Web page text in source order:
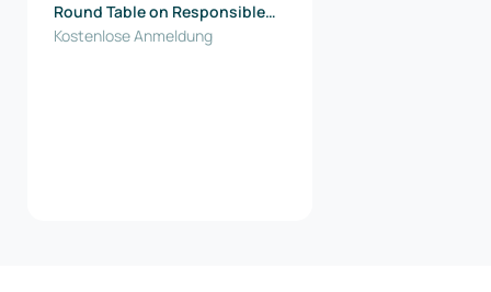
Round Table on Responsible
Soy Association (RTRS)
Kostenlose Anmeldung